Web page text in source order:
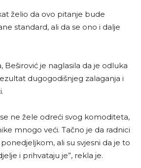
želio da ovo pitanje bude
standard, ali da se ono i dalje
Beširović je naglasila da je odluka
dugogodišnjeg zalaganja i
ne žele odreći svog komoditeta,
mnogo veći. Tačno je da radnici
ali su svjesni da je to
i prihvataju je”, rekla je.